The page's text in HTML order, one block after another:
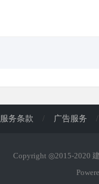
服务条款 / 广告服务 /
Copyright ◎2015-2020